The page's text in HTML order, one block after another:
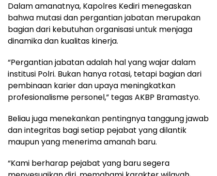
Dalam amanatnya, Kapolres Kediri menegaskan
bahwa mutasi dan pergantian jabatan merupakan
bagian dari kebutuhan organisasi untuk menjaga
dinamika dan kualitas kinerja.
“Pergantian jabatan adalah hal yang wajar dalam
institusi Polri. Bukan hanya rotasi, tetapi bagian dari
pembinaan karier dan upaya meningkatkan
profesionalisme personel,” tegas AKBP Bramastyo.
Beliau juga menekankan pentingnya tanggung jawab
dan integritas bagi setiap pejabat yang dilantik
maupun yang menerima amanah baru.
“Kami berharap pejabat yang baru segera